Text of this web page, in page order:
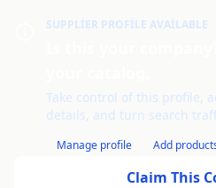
SUPPLIER PROFILE AVAILABLE
Take control of this profile,
details, and turn search
Manage profile Add
Claim This